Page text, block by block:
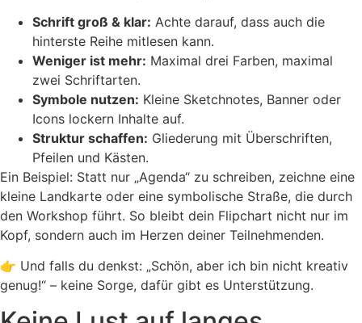
Schrift groß & klar: Achte darauf, dass auch die
hinterste Reihe mitlesen kann.
Weniger ist mehr: Maximal drei Farben, maximal
zwei Schriftarten.
Symbole nutzen: Kleine Sketchnotes, Banner oder
Icons lockern Inhalte auf.
Struktur schaffen: Gliederung mit Überschriften,
Pfeilen und Kästen.
Ein Beispiel: Statt nur „Agenda“ zu schreiben, zeichne eine
kleine Landkarte oder eine symbolische Straße, die durch
den Workshop führt. So bleibt dein Flipchart nicht nur im
Kopf, sondern auch im Herzen deiner Teilnehmenden.
👉 Und falls du denkst: „Schön, aber ich bin nicht kreativ
genug!“ – keine Sorge, dafür gibt es Unterstützung.